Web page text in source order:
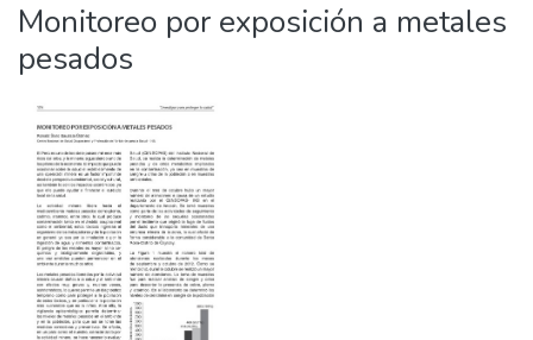
Estadísticas Externas
Enlaces de interés ▾
Monitoreo por exposición a metales
pesados